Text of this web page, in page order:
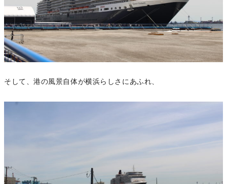
そして、港の風景自体が横浜らしさにあふれ、